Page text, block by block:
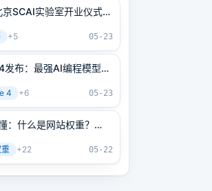
SCAI实验室开业仪式上
+5 05-23
发布：最强AI编程模型
4 +6 05-23
：什么是网站权重？
不易）
重 +22 05-22